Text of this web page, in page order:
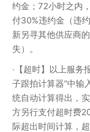
约金；72小时之内
付30%违约金（违
新另寻其他供应商
失）。
【超时】以上服务
子跟拍计算器”中输
统自动计算得出，
方另行支付超时费
际超出时间计算，